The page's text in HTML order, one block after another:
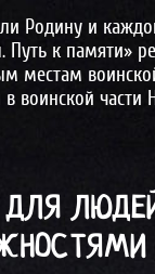
Родину и
Путь к памяти»
воинской части
ДЛЯ